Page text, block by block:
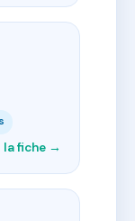
la fiche →